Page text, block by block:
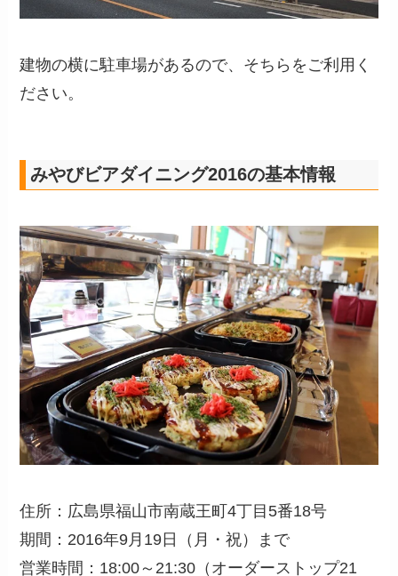
建物の横に駐車場があるので、そちらをご利用く
ださい。
みやびビアダイニング2016の基本情報
住所：広島県福山市南蔵王町4丁目5番18号
期間：2016年9月19日（月・祝）まで
営業時間：18:00～21:30（オーダーストップ21